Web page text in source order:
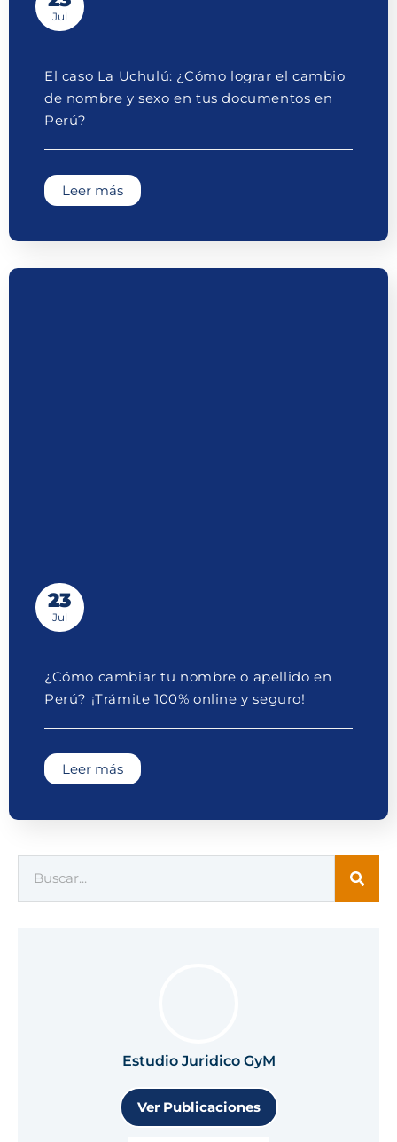
Jul
El caso La Uchulú: ¿Cómo lograr el cambio
de nombre y sexo en tus documentos en
Perú?
Leer más
23
Jul
¿Cómo cambiar tu nombre o apellido en
Perú? ¡Trámite 100% online y seguro!
Leer más
Estudio Juridico GyM
Ver Publicaciones